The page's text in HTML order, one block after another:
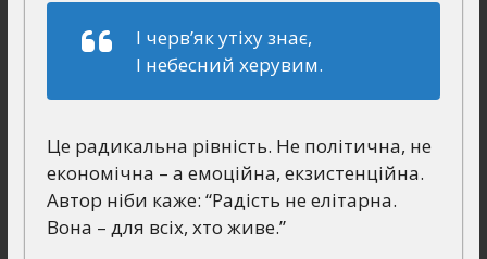
І черв’як утіху знає,
І небесний херувим.
Це радикальна рівність. Не політична, не
економічна – а емоційна, екзистенційна.
Автор ніби каже: “Радість не елітарна.
Вона – для всіх, хто живе.”